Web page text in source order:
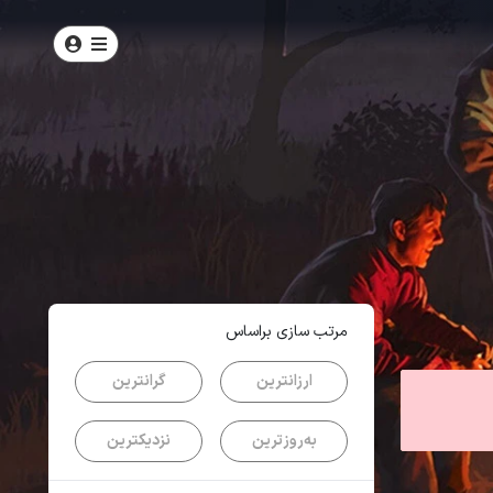
مرتب سازی براساس
ارزانترین گرانترین
به‌روزترین نزدیکترین